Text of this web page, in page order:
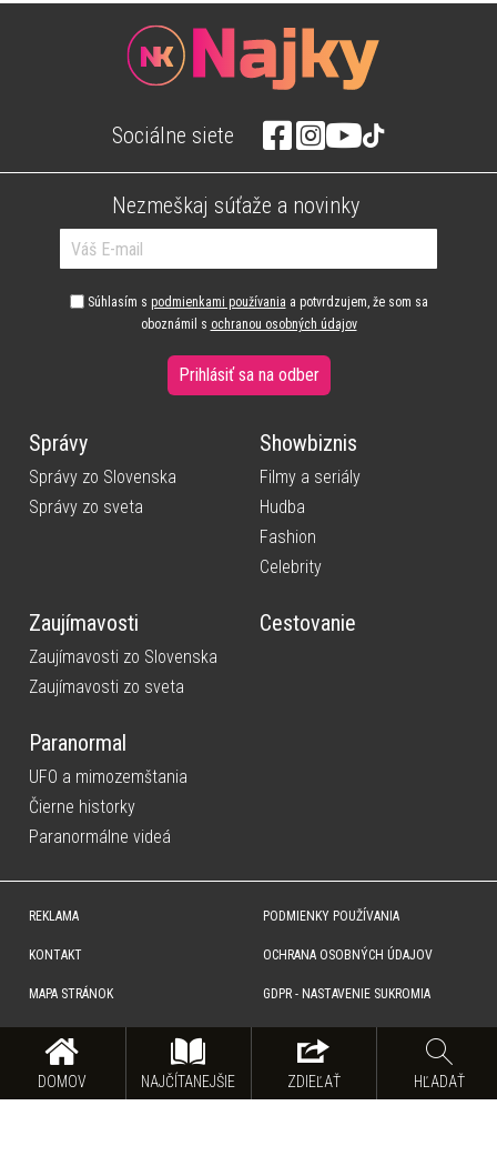
DOMOV NAJČÍTANEJŠIE ZDIEĽAŤ HĽADAŤ
Sociálne siete
Nezmeškaj súťaže a novinky
Súhlasím s podmienkami používania a potvrdzujem, že som sa
oboznámil s ochranou osobných údajov
Prihlásiť sa na odber
Správy
Správy zo Slovenska
Správy zo sveta
Showbiznis
Filmy a seriály
Hudba
Fashion
Celebrity
Zaujímavosti
Zaujímavosti zo Slovenska
Zaujímavosti zo sveta
Cestovanie
Paranormal
UFO a mimozemštania
Čierne historky
Paranormálne videá
REKLAMA
KONTAKT
MAPA STRÁNOK
PODMIENKY POUŽÍVANIA
OCHRANA OSOBNÝCH ÚDAJOV
GDPR - NASTAVENIE SUKROMIA
súhlas na rozmnožovanie, šírenie a na verejný prenos obsahu. Na tejto stránke môžu byť umiestnené reklamné
odkazy, alebo reklamné produkty.